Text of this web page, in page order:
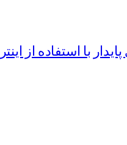
با استفاده از